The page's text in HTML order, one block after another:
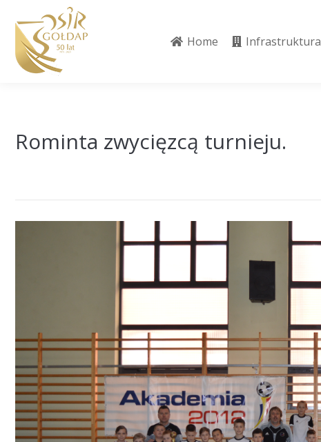
Home Infrastruktura
Rominta zwycięzcą turnieju.
Home Infrastruktura